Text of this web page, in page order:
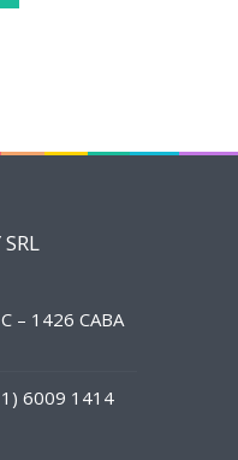
– 1426 CABA
6009 1414